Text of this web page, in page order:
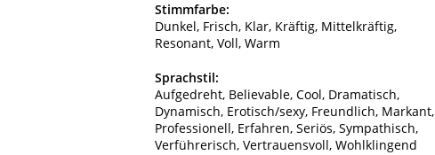
Stimmfarbe:
Dunkel, Frisch, Klar, Kräftig, Mittelkräftig,
Resonant, Voll, Warm
Sprachstil:
Aufgedreht, Believable, Cool, Dramatisch,
Dynamisch, Erotisch/sexy, Freundlich, Markant,
Professionell, Erfahren, Seriös, Sympathisch,
Verführerisch, Vertrauensvoll, Wohlklingend